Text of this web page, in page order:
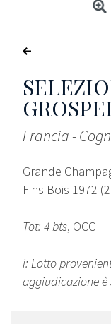
Francia -
Grande
Fins Bois 1972
Tot: 4 bts, OCC
i: Lotto
aggiudicazione è